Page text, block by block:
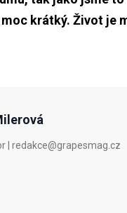
krátký. Život je
| redakce@grapesmag.cz